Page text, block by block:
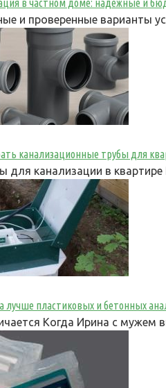
в частном доме: надежные и
и проверенные варианты
канализационные трубы для
для канализации в
лучше пластиковых и бетонных
Когда Ирина с мужем